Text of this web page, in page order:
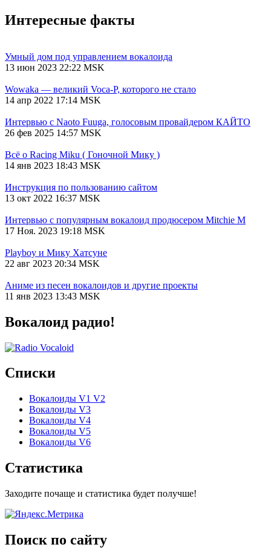
Интересные факты
Умный дом под управлением вокалоида
13 июн 2023 22:22 MSK
Wowaka — великий Voca-P, которого не стало
14 апр 2022 17:14 MSK
Интервью с Naoto Fuuga, голосовым провайдером КАЙТО
26 фев 2025 14:57 MSK
Всё о Racing Miku ( Гоночной Мику )
14 янв 2023 18:43 MSK
Инструкция по пользованию сайтом
13 окт 2022 16:37 MSK
Интервью с популярным вокалоид продюсером Mitchie М
17 Ноя. 2023 19:18 MSK
Playboy и Мику Хатсуне
22 авг 2023 20:34 MSK
Аниме из песен вокалоидов и другие проекты
11 янв 2023 13:43 MSK
Вокалоид радио!
Списки
Вокалоиды V1 V2
Вокалоиды V3
Вокалоиды V4
Вокалоиды V5
Вокалоиды V6
Статистика
Заходите почаще и статистика будет получше!
Поиск по сайту